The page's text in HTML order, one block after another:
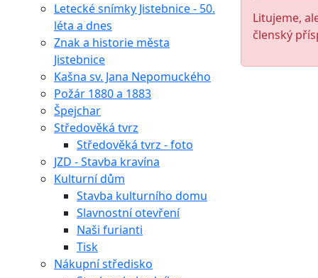
Litujeme,
členský
Letecké snímky Jistebnice - 50.
léta a dnes
Znak a historie města
Jistebnice
Kašna sv. Jana Nepomuckého
Požár 1880 a 1883
Špejchar
Středověká tvrz
Středověká tvrz - foto
JZD - Stavba kravína
Kulturní dům
Stavba kulturního domu
Slavnostní otevření
Naši furianti
Tisk
Nákupní středisko